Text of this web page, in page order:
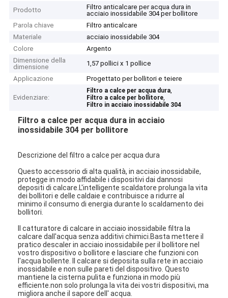
Prodotto
Filtro anticalcare per acqua dura in
acciaio inossidabile 304 per bollitore
Parola chiave
Filtro anticalcare
Materiale
acciaio inossidabile 304
Colore
Argento
Dimensione della
dimensione
1,57 pollici x 1 pollice
Applicazione
Progettato per bollitori e teiere
Evidenziare:
Filtro a calce per acqua dura,
Filtro a calce per bollitore,
Filtro in acciaio inossidabile 304
Filtro a calce per acqua dura in acciaio
inossidabile 304 per bollitore
Descrizione del filtro a calce per acqua dura
Questo accessorio di alta qualità, in acciaio inossidabile,
protegge in modo affidabile i dispositivi dai dannosi
depositi di calcare.L'intelligente scaldatore prolunga la vita
dei bollitori e delle caldaie e contribuisce a ridurre al
minimo il consumo di energia durante lo scaldamento dei
bollitori.
Il catturatore di calcare in acciaio inossidabile filtra la
calcare dall'acqua senza additivi chimici.Basta mettere il
pratico descaler in acciaio inossidabile per il bollitore nel
vostro dispositivo o bollitore e lasciare che funzioni con
l'acqua bollente. Il calcare si deposita sulla rete in acciaio
inossidabile e non sulle pareti del dispositivo. Questo
mantiene la cisterna pulita e funziona in modo più
efficiente.non solo prolunga la vita dei vostri dispositivi, ma
migliora anche il sapore dell' acqua.